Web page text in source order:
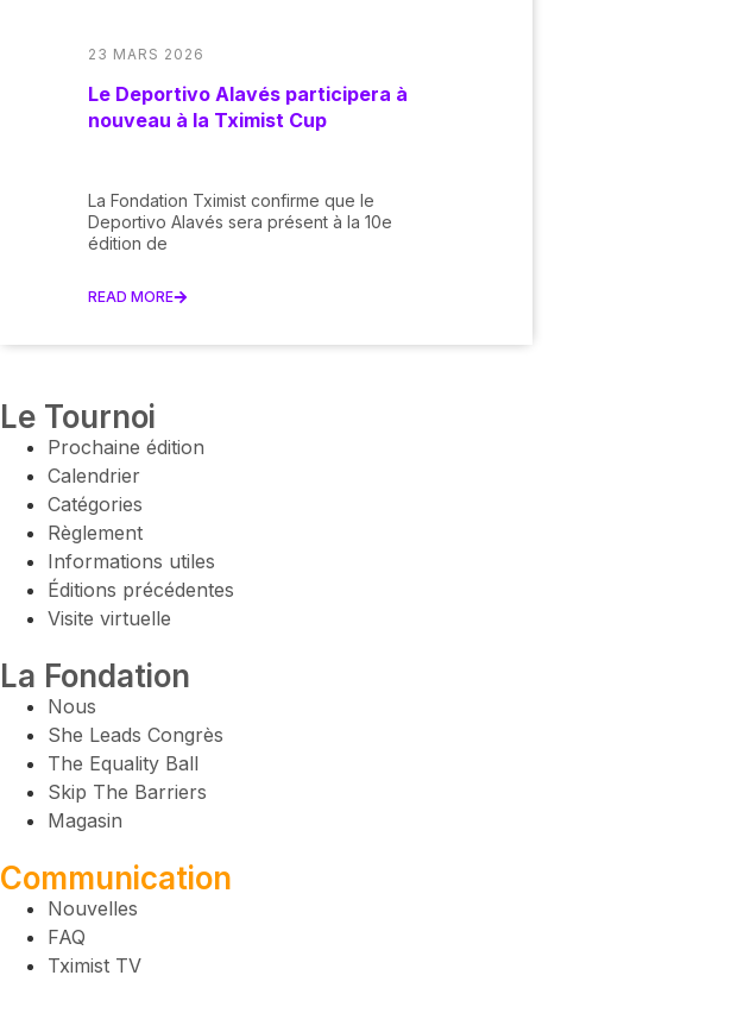
23 MARS 2026
Le Deportivo Alavés participera à
nouveau à la Tximist Cup
La Fondation Tximist confirme que le
Deportivo Alavés sera présent à la 10e
édition de
READ MORE
Le Tournoi
Prochaine édition
Calendrier
Catégories
Règlement
Informations utiles
Éditions précédentes
Visite virtuelle
La Fondation
Nous
She Leads Congrès
The Equality Ball
Skip The Barriers
Magasin
Communication
Nouvelles
FAQ
Tximist TV